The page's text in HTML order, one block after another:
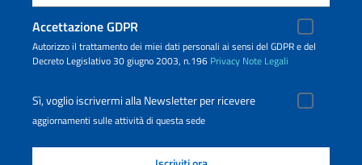
Accettazione GDPR
Autorizzo il trattamento dei miei dati personali ai sensi del GDPR e del
Decreto Legislativo 30 giugno 2003, n.196 Privacy Note Legali
Sì, voglio iscrivermi alla Newsletter per ricevere
aggiornamenti sulle attività di questa sede